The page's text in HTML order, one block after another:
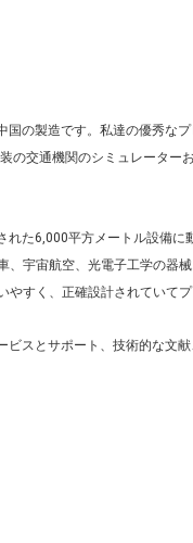
の製造です。私達の優秀な
の交通機関のシミュレーター
た6,000平方メートル設備に
宇宙航空、光電子工学の器
すく、正確設計されていてプ
スとサポート、技術的な文